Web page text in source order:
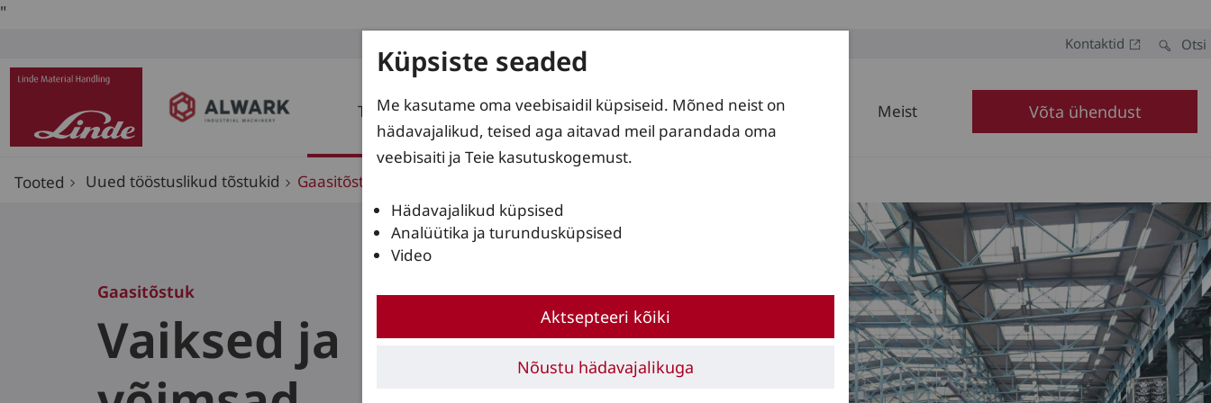
"
Tooted Teenused Lahendused Meist
Otsi
Kontaktid
Võta ühendust
Tooted Uued tööstuslikud tõstukid Gaasitõstuk
Gaasitõstuk
Vaiksed ja
Küpsiste seaded
Me kasutame oma veebisaidil küpsiseid. Mõned neist on
hädavajalikud, teised aga aitavad meil parandada oma
veebisaiti ja Teie kasutuskogemust.
Hädavajalikud küpsised
Analüütika ja turundusküpsised
Video
Aktsepteeri kõiki
Nõustu hädavajalikuga